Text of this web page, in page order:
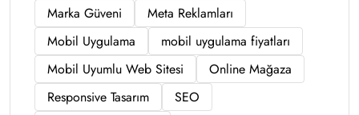
Marka Güveni
Meta Reklamları
Mobil Uygulama
mobil uygulama fiyatları
Mobil Uyumlu Web Sitesi
Online Mağaza
Responsive Tasarım
SEO